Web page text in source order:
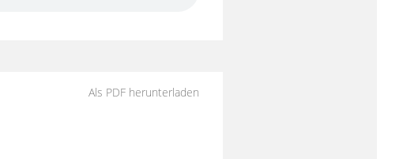
Als PDF herunterladen